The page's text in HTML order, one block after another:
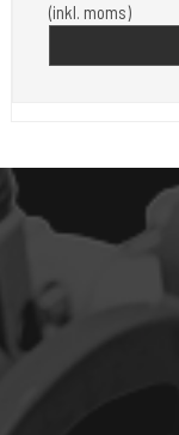
(inkl. moms)